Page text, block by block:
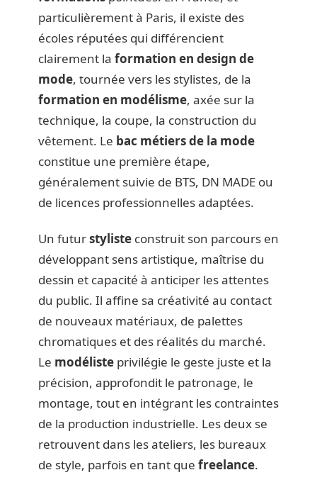
particulièrement à Paris, il existe des
écoles réputées qui différencient
clairement la formation en design de
mode, tournée vers les stylistes, de la
formation en modélisme, axée sur la
technique, la coupe, la construction du
vêtement. Le bac métiers de la mode
constitue une première étape,
généralement suivie de BTS, DN MADE ou
de licences professionnelles adaptées.
Un futurstyliste construit son parcours en
développant sens artistique, maîtrise du
dessin et capacité à anticiper les attentes
du public. Il affine sa créativité au contact
de nouveaux matériaux, de palettes
chromatiques et des réalités du marché.
Le modéliste privilégie le geste juste et la
précision, approfondit le patronage, le
montage, tout en intégrant les contraintes
de la production industrielle. Les deux se
retrouvent dans les ateliers, les bureaux
de style, parfois en tant que freelance.